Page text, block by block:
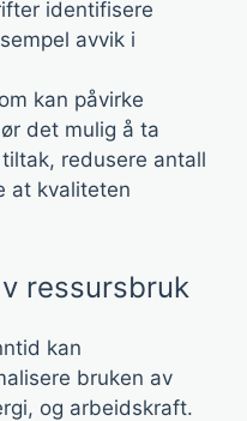
identifisere
avvik i
kan påvirke
det mulig å ta
redusere antall
at kvaliteten
ressursbruk
kan
bruken av
og arbeidskraft.